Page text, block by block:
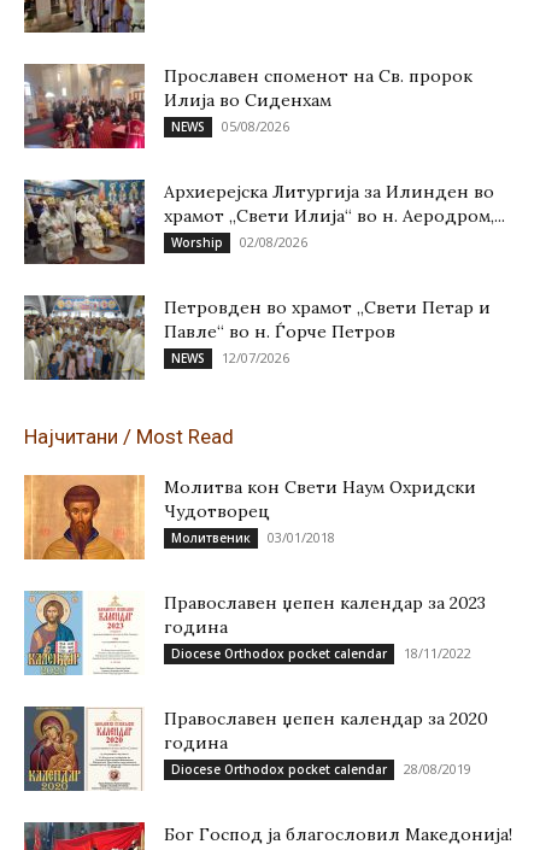
Прославен споменот на Св. пророк
Илија во Сиденхам
NEWS 05/08/2026
Архиерејска Литургија за Илинден во
храмот „Свети Илија“ во н. Аеродром,...
Worship 02/08/2026
Петровден во храмот „Свети Петар и
Павле“ во н. Ѓорче Петров
NEWS 12/07/2026
Најчитани / Most Read
Молитва кон Свети Наум Охридски
Чудотворец
Молитвеник 03/01/2018
Православен џепен календар за 2023
година
Diocese Orthodox pocket calendar 18/11/2022
Православен џепен календар за 2020
година
Diocese Orthodox pocket calendar 28/08/2019
Бог Господ ја благословил Македонија!